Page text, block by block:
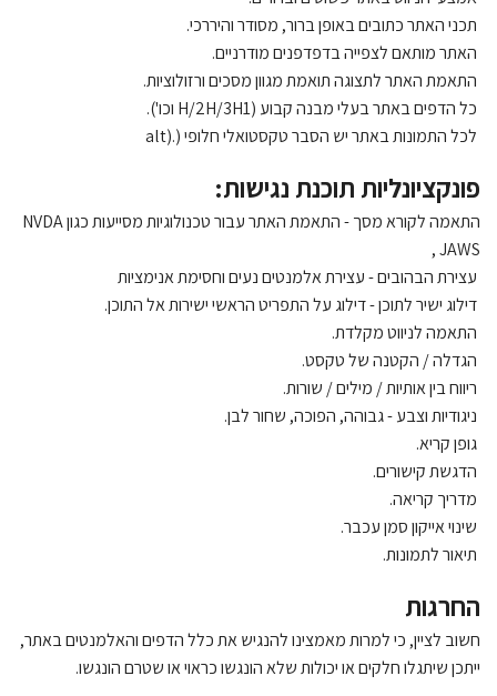
תכני האתר כתובים באופן ברור, מסודר והיררכי.
האתר מותאם לצפייה בדפדפנים מודרניים.
התאמת האתר לתצוגה תואמת מגוון מסכים ורזולוציות.
כל הדפים באתר בעלי מבנה קבוע (1 H/2H/3H וכו').
לכל התמונות באתר יש הסבר טקסטואלי חלופי (alt).
פונקציונליות תוכנת נגישות:
התאמה לקורא מסך - התאמת האתר עבור טכנולוגיות מסייעות כגוןNVDA
, JAWS
עצירת הבהובים - עצירת אלמנטים נעים וחסימת אנימציות
דילוג ישיר לתוכן - דילוג על התפריט הראשי ישירות אל התוכן.
התאמה לניווט מקלדת.
הגדלה / הקטנה של טקסט.
ריווח בין אותיות / מילים / שורות.
ניגודיות וצבע - גבוהה, הפוכה, שחור לבן.
גופן קריא.
הדגשת קישורים.
מדריך קריאה.
שינוי אייקון סמן עכבר.
תיאור לתמונות.
החרגות
חשוב לציין, כי למרות מאמצינו להנגיש את כלל הדפים והאלמנטים באתר,
ייתכן שיתגלו חלקים או יכולות שלא הונגשו כראוי או שטרם הונגשו.